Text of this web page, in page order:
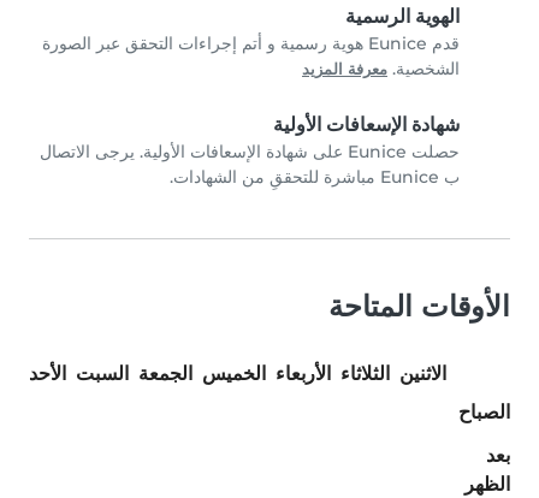
الهوية الرسمية
قدم Eunice هوية رسمية و أتم إجراءات التحقق عبر الصورة
الشخصية. معرفة المزيد
شهادة الإسعافات الأولية
حصلت Eunice على شهادة الإسعافات الأولية. يرجى الاتصال
ب Eunice مباشرة للتحققِ من الشهادات.
الأوقات المتاحة
الاثنين الثلاثاء الأربعاء الخميس الجمعة السبت
الأحد
الصباح
بعد
الظهر